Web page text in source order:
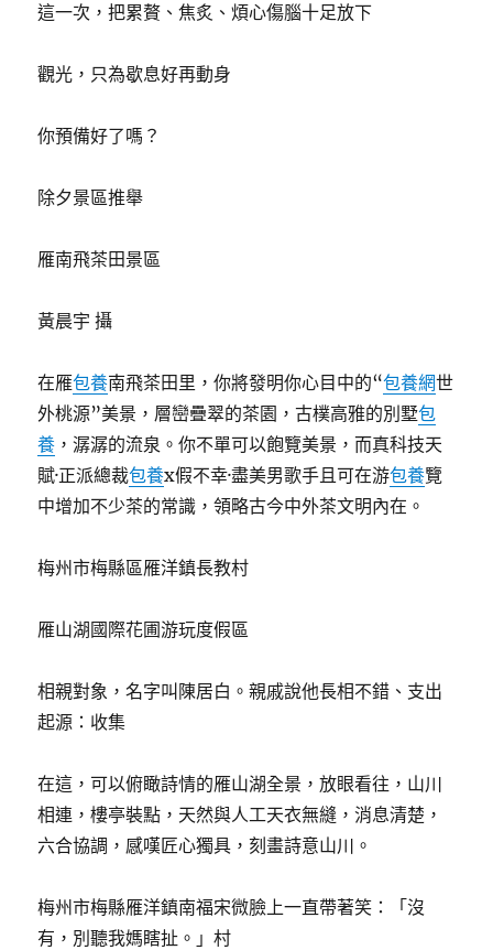
這一次，把累贅、焦炙、煩心傷腦十足放下
觀光，只為歇息好再動身
你預備好了嗎？
除夕景區推舉
雁南飛茶田景區
黃晨宇 攝
在雁包養南飛茶田里，你將發明你心目中的“包養網世
外桃源”美景，層巒疊翠的茶園，古樸高雅的別墅包
養 ，潺潺的流泉。你不單可以飽覽美景，而真科技天
賦·正派總裁包養x假不幸·盡美男歌手且可在游包養覽
中增加不少茶的常識，領略古今中外茶文明內在。
梅州市梅縣區雁洋鎮長教村
雁山湖國際花圃游玩度假區
相親對象，名字叫陳居白。親戚說他長相不錯、支出
起源：收集
在這，可以俯瞰詩情的雁山湖全景，放眼看往，山川
相連，樓亭裝點，天然與人工天衣無縫，消息清楚，
六合協調，感嘆匠心獨具，刻畫詩意山川。
梅州市梅縣雁洋鎮南福宋微臉上一直帶著笑：「沒
有，別聽我媽瞎扯。」村